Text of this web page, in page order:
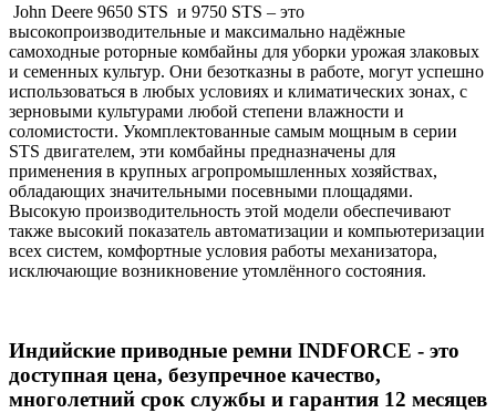
John Deere 9650 STS и 9750 STS – это
высокопроизводительные и максимально надёжные
самоходные роторные комбайны для уборки урожая злаковых
и семенных культур. Они безотказны в работе, могут успешно
использоваться в любых условиях и климатических зонах, с
зерновыми культурами любой степени влажности и
соломистости. Укомплектованные самым мощным в серии
STS двигателем, эти комбайны предназначены для
применения в крупных агропромышленных хозяйствах,
обладающих значительными посевными площадями.
Высокую производительность этой модели обеспечивают
также высокий показатель автоматизации и компьютеризации
всех систем, комфортные условия работы механизатора,
исключающие возникновение утомлённого состояния.
Индийские приводные ремни INDFORCE - это
доступная цена, безупречное качество,
многолетний срок службы и гарантия 12 месяцев